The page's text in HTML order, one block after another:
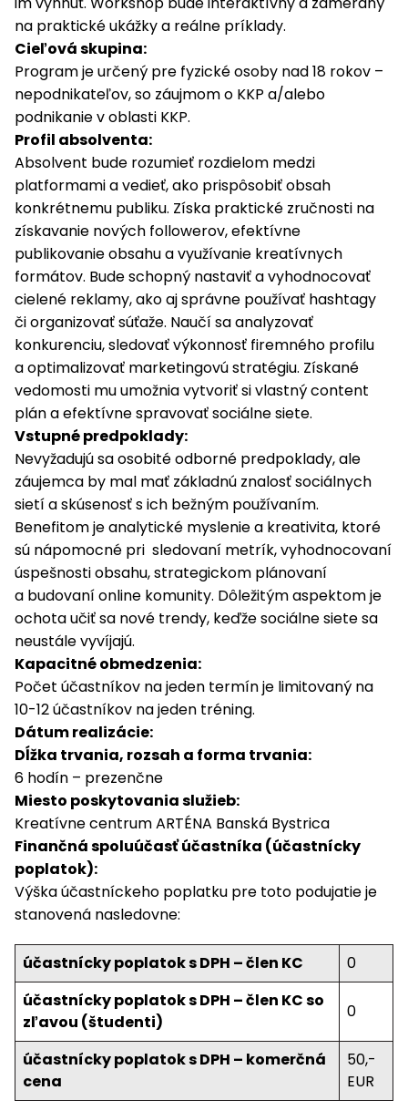
na praktické ukážky a reálne príklady.
Cieľová skupina:
Program je určený pre fyzické osoby nad 18 rokov –
nepodnikateľov, so záujmom o KKP a/alebo
podnikanie v oblasti KKP.
Profil absolventa:
Absolvent bude rozumieť rozdielom medzi
platformami a vedieť, ako prispôsobiť obsah
konkrétnemu publiku. Získa praktické zručnosti na
získavanie nových followerov, efektívne
publikovanie obsahu a využívanie kreatívnych
formátov. Bude schopný nastaviť a vyhodnocovať
cielené reklamy, ako aj správne používať hashtagy
či organizovať súťaže. Naučí sa analyzovať
konkurenciu, sledovať výkonnosť firemného profilu
a optimalizovať marketingovú stratégiu. Získané
vedomosti mu umožnia vytvoriť si vlastný content
plán a efektívne spravovať sociálne siete.
Vstupné predpoklady:
Nevyžadujú sa osobité odborné predpoklady, ale
záujemca by mal mať základnú znalosť sociálnych
sietí a skúsenosť s ich bežným používaním.
Benefitom je analytické myslenie a kreativita, ktoré
sú nápomocné pri sledovaní metrík, vyhodnocovaní
úspešnosti obsahu, strategickom plánovaní
a budovaní online komunity. Dôležitým aspektom je
ochota učiť sa nové trendy, keďže sociálne siete sa
neustále vyvíjajú.
Kapacitné obmedzenia:
Počet účastníkov na jeden termín je limitovaný na
10-12 účastníkov na jeden tréning.
Dátum realizácie:
Dĺžka trvania, rozsah a forma trvania:
6 hodín – prezenčne
Miesto poskytovania služieb:
Kreatívne centrum ARTÉNA Banská Bystrica
Finančná spoluúčasť účastníka (účastnícky
poplatok):
Výška účastníckeho poplatku pre toto podujatie je
stanovená nasledovne:
účastnícky poplatok s DPH – člen KC
0
účastnícky poplatok s DPH – člen KC so
zľavou (študenti)
0
účastnícky poplatok s DPH – komerčná
cena
50,-
EUR